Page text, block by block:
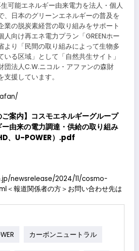
可能エネルギー由来電力を法人・個人
、日本のグリーンエネルギーの普及を
業の脱炭素経営の取り組みをサポート
人向け再エネ電力プラン「GREENホー
より「民間の取り組みによって生物多
る区域」として「自然共生サイト」
団法人C.W.ニコル・アファンの森財
援しています。
ご案内】コスモエネルギーグループ
由来の電力調達・供給の取り組み
、U-POWER）.pdf
newsrelease/2024/11/cosmo-
＜報道関係者の方＞お問い合わせ先は
カーボンニュートラル